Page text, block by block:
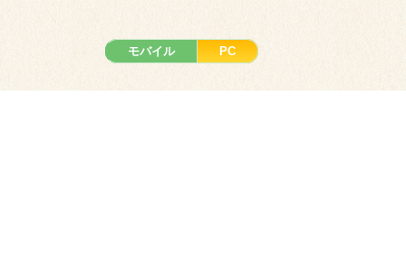
モバイル PC